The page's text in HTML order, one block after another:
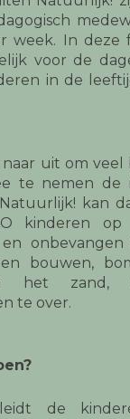
week. In deze
voor de
in de
naar uit om veel
te nemen de
kan
kinderen
en
bouwen,
het zand,
te over.
de